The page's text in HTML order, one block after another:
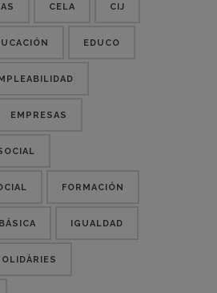
CELA CIJ
EDUCO
EMPRESAS
FORMACIÓN
IGUALDAD